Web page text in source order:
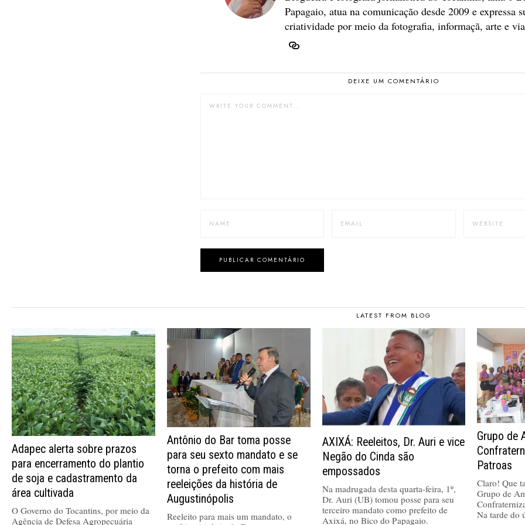
Papagaio, atua na comunicação desde 2009 e expressa
criatividade por meio da fotografia, informaçã, arte e
DEIXE UM COMENTÁRIO
LATEST FROM BLOG
Adapec alerta sobre prazos
para encerramento do plantio
de soja e cadastramento da
área cultivada
O Governo do Tocantins, por meio da
Agência de Defesa Agropecuária
Antônio do Bar toma posse
para seu sexto mandato e se
torna o prefeito com mais
reeleições da história de
Augustinópolis
Reeleito para mais um mandato, o
AXIXÁ: Reeleitos, Dr. Auri e vice
Negão do Cinda são
empossados
Na madrugada desta quarta-feira, 1º,
Dr. Auri (UB) tomou posse para seu
terceiro mandato como prefeito de
Axixá, no Bico do Papagaio.
Grupo de
Patroas
Claro! Que
Grupo de
Na tarde do